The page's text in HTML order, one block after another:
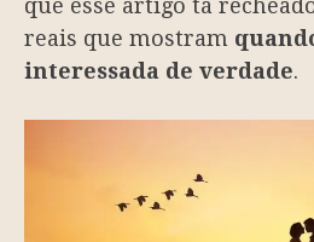
que esse artigo tá
reais que mostram
interessada de verdade.